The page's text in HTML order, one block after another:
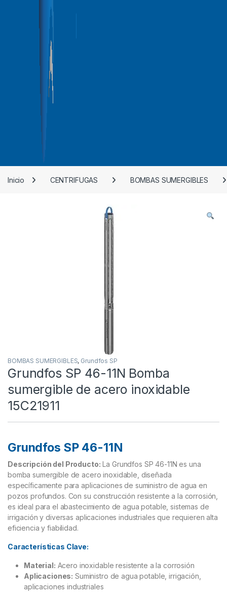
Inicio CENTRIFUGAS BOMBAS SUMERGIBLES
BOMBAS SUMERGIBLES, Grundfos SP
Grundfos SP 46-11N Bomba
sumergible de acero inoxidable
15C21911
Grundfos SP 46-11N
Descripción del Producto: La Grundfos SP 46-11N es una
bomba sumergible de acero inoxidable, diseñada
específicamente para aplicaciones de suministro de agua en
pozos profundos. Con su construcción resistente a la corrosión,
es ideal para el abastecimiento de agua potable, sistemas de
irrigación y diversas aplicaciones industriales que requieren alta
eficiencia y fiabilidad.
Características Clave:
Material: Acero inoxidable resistente a la corrosión
Aplicaciones: Suministro de agua potable, irrigación,
aplicaciones industriales